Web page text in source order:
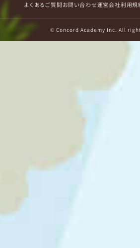
よくあるご質問お問い合わせ運営会社利用規
© Concord Academy Inc. All